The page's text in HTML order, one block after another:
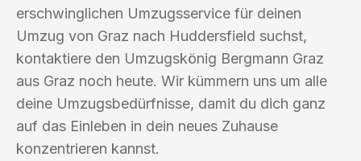
erschwinglichen Umzugsservice für deinen
Umzug von Graz nach Huddersfield suchst,
kontaktiere den Umzugskönig Bergmann Graz
aus Graz noch heute. Wir kümmern uns um alle
deine Umzugsbedürfnisse, damit du dich ganz
auf das Einleben in dein neues Zuhause
konzentrieren kannst.